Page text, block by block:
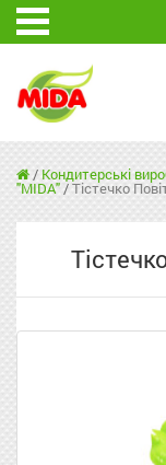
/ Кондитерські
"MIDA"/Тістечко